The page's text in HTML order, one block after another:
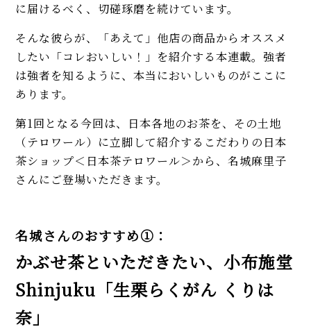
に届けるべく、切磋琢磨を続けています。
そんな彼らが、「あえて」他店の商品からオススメ
したい「コレおいしい！」を紹介する本連載。強者
は強者を知るように、本当においしいものがここに
あります。
第1回となる今回は、日本各地のお茶を、その土地
（テロワール）に立脚して紹介するこだわりの日本
茶ショップ＜日本茶テロワール＞から、名城麻里子
さんにご登場いただきます。
名城さんのおすすめ①：
かぶせ茶といただきたい、小布施堂
Shinjuku「生栗らくがん くりは
奈」